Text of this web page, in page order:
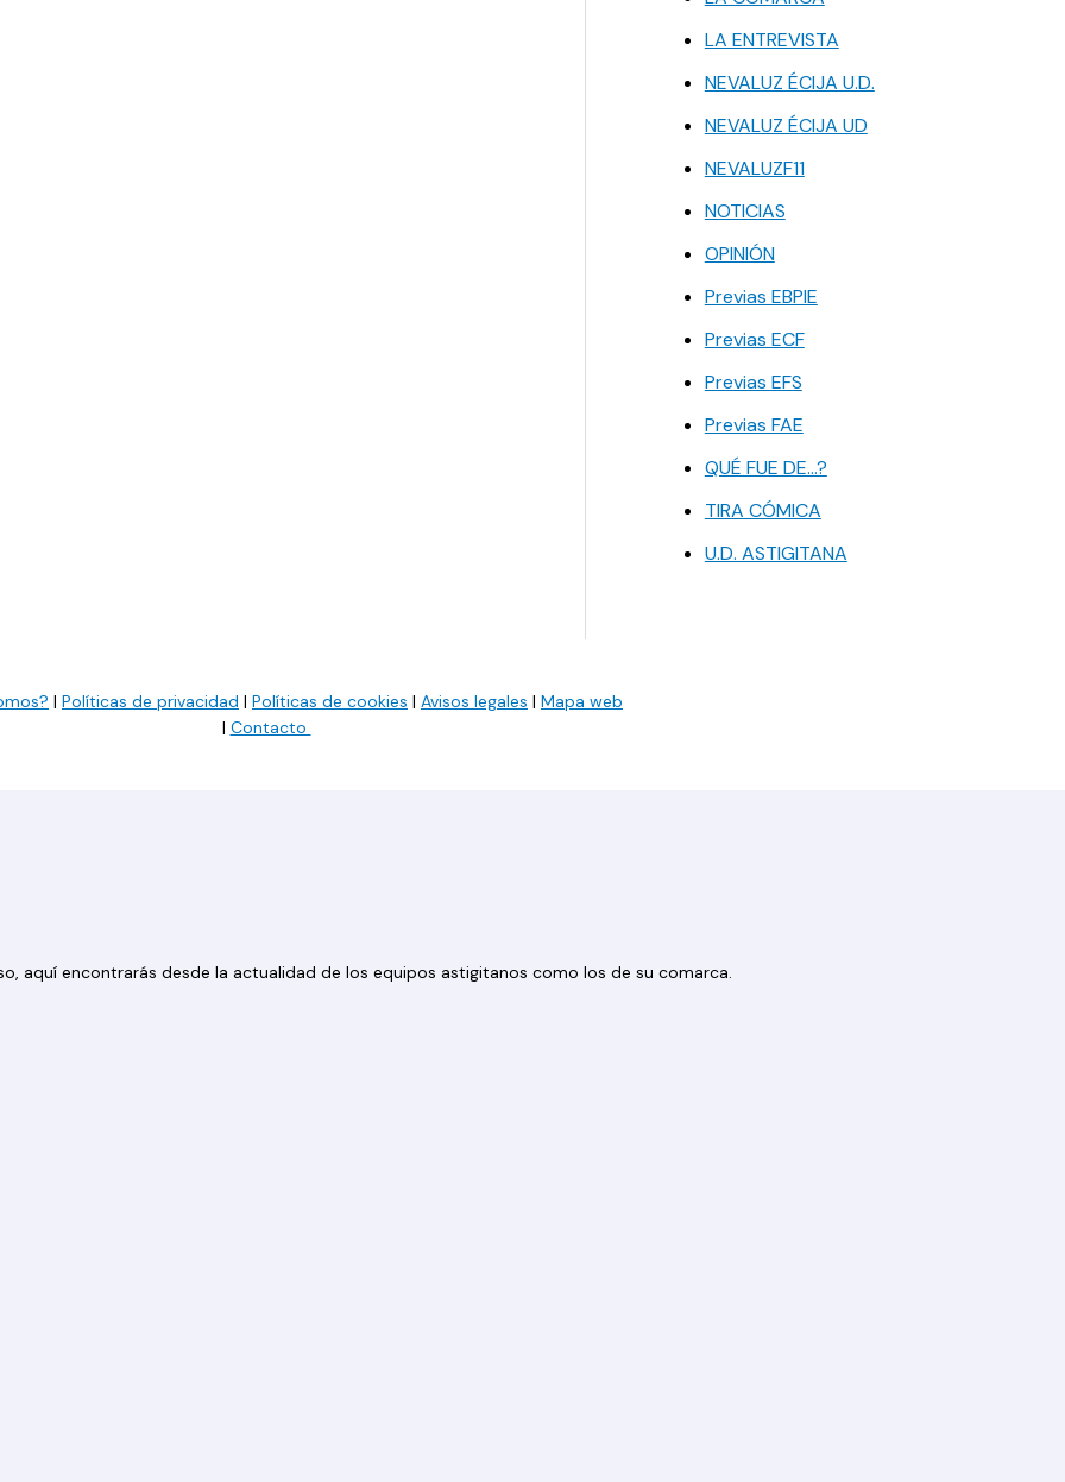
LA ENTREVISTA
NEVALUZ ÉCIJA U.D.
NEVALUZ ÉCIJA UD
NEVALUZF11
NOTICIAS
OPINIÓN
Previas EBPIE
Previas ECF
Previas EFS
Previas FAE
QUÉ FUE DE…?
TIRA CÓMICA
U.D. ASTIGITANA
| Políticas de privacidad | Políticas de cookies | Avisos legales | Mapa web
| Contacto
aquí encontrarás desde la actualidad de los equipos astigitanos como los de su comarca.